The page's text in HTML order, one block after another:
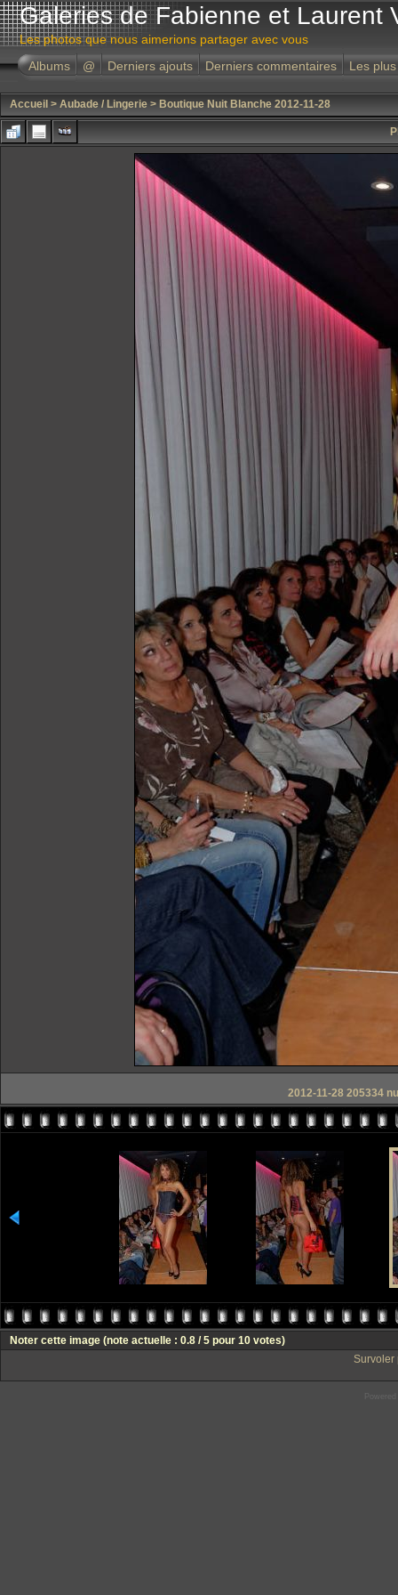
Galeries de Fabienne et Laurent
Les photos que nous aimerions partager avec vous
Albums
@ Derniers ajouts Derniers commentaires Les
Accueil > Aubade / Lingerie > Boutique Nuit Blanche 2012-11-28
2012-11-28 205334
Noter cette image (note actuelle : 0.8 / 5 pour 10 votes)
Survoler